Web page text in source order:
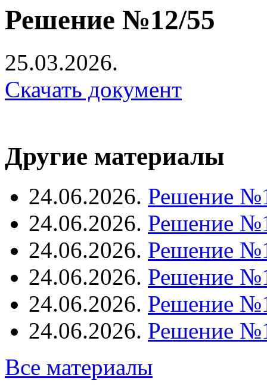
Решение №12/55
25.03.2026.
Скачать документ
Другие материалы
24.06.2026. Решение
24.06.2026. Решение
24.06.2026. Решение
24.06.2026. Решение
24.06.2026. Решение
24.06.2026. Решение
Все материалы